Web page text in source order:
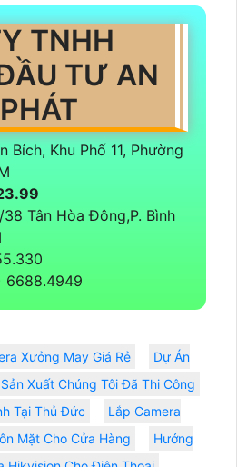
TNHH
TƯ AN
Bích, Khu Phố 11, Phường
Tân Hòa Đông,P. Bình
6688.4949
Xưởng May Giá Rẻ
Dự Án
Xuất Chúng Tôi Đã Thi Công
Tại Thủ Đức
Lắp Camera
Mặt Cho Cửa Hàng
Hướng